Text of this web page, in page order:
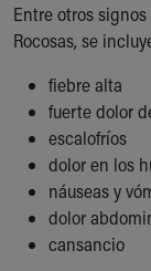
Rest
Visiting
Department of
Health Info
Health
Healthy Info,
Inside
KidsHealth
Family Library
Entre otros
Rocosas, se
fiebre alta
fuerte dolor
escalofríos
dolor en los
náuseas y
dolor
cansancio